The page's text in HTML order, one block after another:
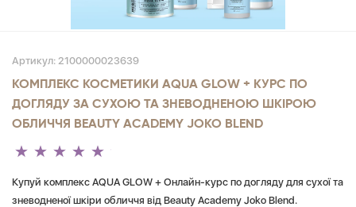
Артикул: 2100000023639
КОМПЛЕКС КОСМЕТИКИ AQUA GLOW + КУРС ПО
ДОГЛЯДУ ЗА СУХОЮ ТА ЗНЕВОДНЕНОЮ ШКІРОЮ
ОБЛИЧЧЯ BEAUTY ACADEMY JOKO BLEND
Купуй комплекс AQUA GLOW + Онлайн-курс по догляду для сухої та
зневодненої шкіри обличчя від Beauty Academy Joko Blend.